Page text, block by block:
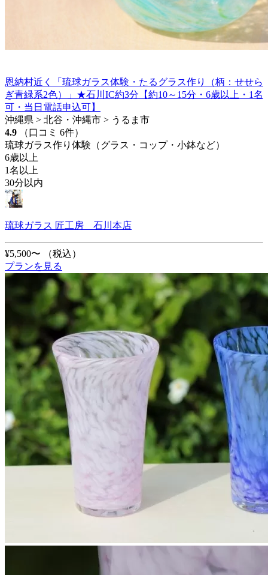
恩納村近く「琉球ガラス体験・たるグラス作り（柄：せせら
ぎ青緑系2色）」★石川IC約3分【約10～15分・6歳以上・1名
可・当日電話申込可】
沖縄県 > 北谷・沖縄市 > うるま市
4.9
（口コミ 6件）
琉球ガラス作り体験（グラス・コップ・小鉢など）
6歳以上
1名以上
30分以内
琉球ガラス 匠工房 石川本店
¥5,500〜
（税込）
プランを見る